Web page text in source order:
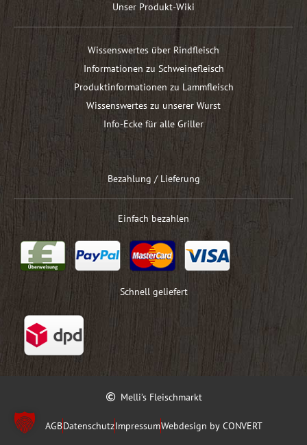
Unser Produkt-Wiki
Wissenswertes über Rindfleisch
Informationen zu Schweinefleisch
Produktinformationen zu Lammfleisch
Wissenswertes zu unserer Wurst
Info-Ecke für alle Griller
Bezahlung / Lieferung
Einfach bezahlen
Schnell geliefert
Melli’s Fleischmarkt
AGBDatenschutzImpressumWebdesign by CONVERT